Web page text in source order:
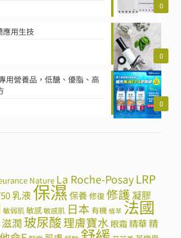
0
0
用生技
0
用營養品，低醣、優脂、高
Nature La Roche-PosayLRP
乳液保濕保養修復修護凝膠
敏弱肌敏感敏感肌 日本 有機 植萃 法國
滋潤 玻尿酸理膚寶水 眼霜精華精